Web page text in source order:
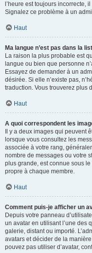
l’heure est toujours incorrecte,
Signalez ce problème à un
Haut
Ma langue n’est pas dans la
La raison la plus probable est
langue ou bien que personne
Essayez de demander à un
désirée. Si elle n’existe pas,
traduction. Vous trouverez plus
Haut
A quoi correspondent les
Il y a deux images qui peuvent
lorsque vous consultez les
associée à votre rang,
nombre de messages ou votre
plus grande, est connue sous
propre à chaque membre.
Haut
Comment puis-je afficher un
Depuis votre panneau
un avatar en utilisant l’une des
galerie, distant ou importé.
avatars et décider de la
pouvez pas utiliser d’avatar,